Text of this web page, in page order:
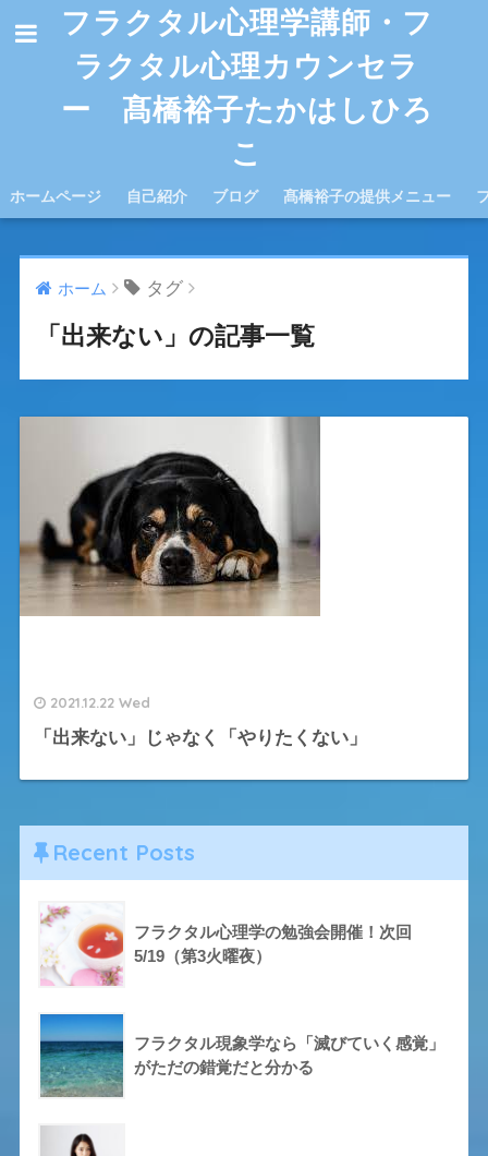
フラクタル心理学講師・フ
ラクタル心理カウンセラ
ー 髙橋裕子たかはしひろ
こ
ホームページ 自己紹介 ブログ 髙橋裕子の提供メニュー
ホーム タグ
「出来ない」の記事一覧
2021.12.22 Wed
「出来ない」じゃなく「やりたくない」
Recent Posts
フラクタル心理学の勉強会開催！次回
5/19（第3火曜夜）
フラクタル現象学なら「滅びていく感覚」
がただの錯覚だと分かる